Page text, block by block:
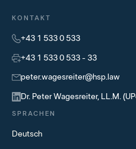
KONTAKT
+43 1 533 0 533
+43 1 533 0 533 - 33
peter.wagesreiter@hsp.law
Dr. Peter Wagesreiter, LL.M.
SPRACHEN
Deutsch